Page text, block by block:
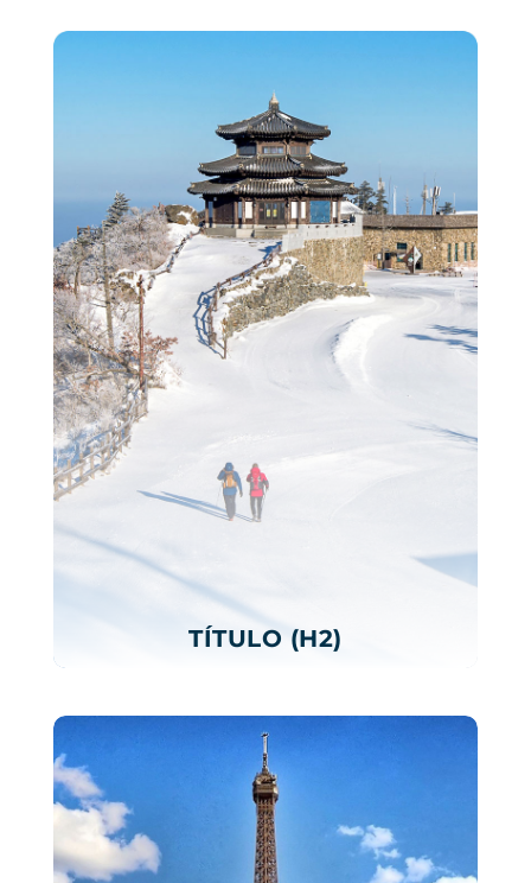
TÍTULO (H2)